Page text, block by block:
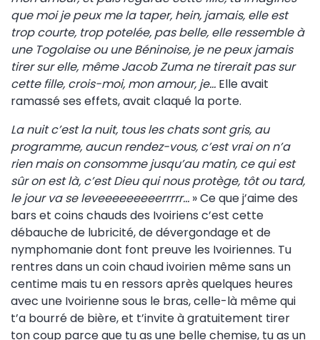
que moi je peux me la taper, hein, jamais, elle est
trop courte, trop potelée, pas belle, elle ressemble à
une Togolaise ou une Béninoise, je ne peux jamais
tirer sur elle, même Jacob Zuma ne tirerait pas sur
cette fille, crois-moi, mon amour, je… Elle avait
ramassé ses effets, avait claqué la porte.
La nuit c’est la nuit, tous les chats sont gris, au
programme, aucun rendez-vous, c’est vrai on n’a
rien mais on consomme jusqu’au matin, ce qui est
sûr on est là, c’est Dieu qui nous protège, tôt ou tard,
le jour va se leveeeeeeeeerrrrr… » Ce que j’aime des
bars et coins chauds des Ivoiriens c’est cette
débauche de lubricité, de dévergondage et de
nymphomanie dont font preuve les Ivoiriennes. Tu
rentres dans un coin chaud ivoirien même sans un
centime mais tu en ressors après quelques heures
avec une Ivoirienne sous le bras, celle-là même qui
t’a bourré de bière, et t’invite à gratuitement tirer
ton coup parce que tu as une belle chemise, tu as un